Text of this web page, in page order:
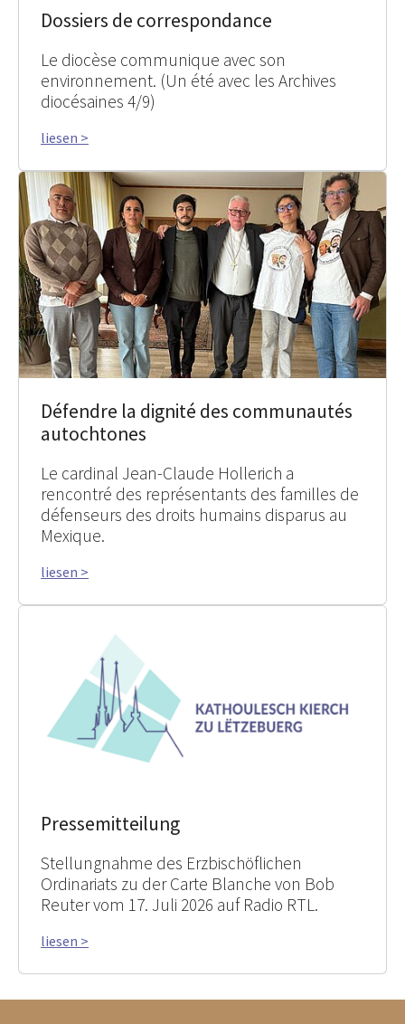
Dossiers de correspondance
Le diocèse communique avec son
environnement. (Un été avec les Archives
diocésaines 4/9)
liesen >
Défendre la dignité des communautés
autochtones
Le cardinal Jean-Claude Hollerich a
rencontré des représentants des familles de
défenseurs des droits humains disparus au
Mexique.
liesen >
Pressemitteilung
Stellungnahme des Erzbischöflichen
Ordinariats zu der Carte Blanche von Bob
Reuter vom 17. Juli 2026 auf Radio RTL.
liesen >